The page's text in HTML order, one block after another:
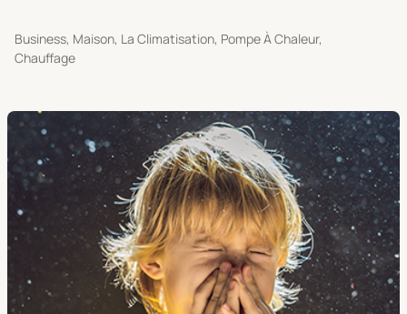
Business, Maison, La Climatisation, Pompe À Chaleur,
Chauffage